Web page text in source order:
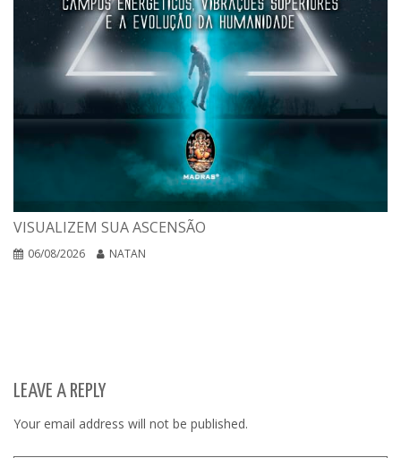
VISUALIZEM SUA ASCENSÃO
06/08/2026 NATAN
LEAVE A REPLY
Your email address will not be published.